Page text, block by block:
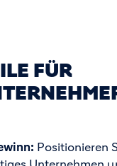
FÜR
Positionieren